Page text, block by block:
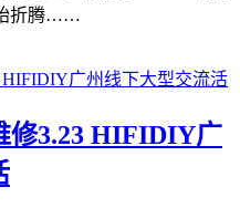
折腾……
修3.23 HIFIDIY广